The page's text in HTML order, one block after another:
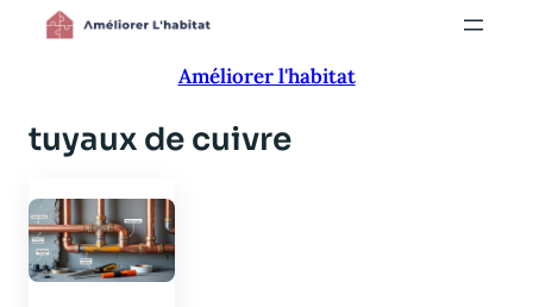
Aller
Améliorer l'habitat
tuyaux de cuivre